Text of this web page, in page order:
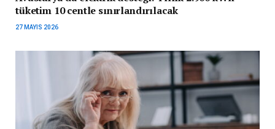
tüketim 10 centle sınırlandırılacak
27 MAYIS 2026